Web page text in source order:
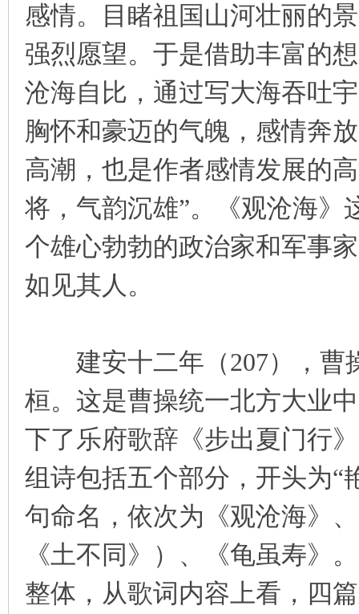
感情。目睹祖国山河壮丽的
强烈愿望。于是借助丰富的
沧海自比，通过写大海吞吐
胸怀和豪迈的气魄，感情奔
高潮，也是作者感情发展的
将，气韵沉雄”。《观沧海》
个雄心勃勃的政治家和军事
如见其人。
建安十二年（207），曹
桓。这是曹操统一北方大业
下了乐府歌辞《步出夏门行
组诗包括五个部分，开头为“
句命名，依次为《观沧海》
《土不同》）、《龟虽寿》
整体，从歌词内容上看，四